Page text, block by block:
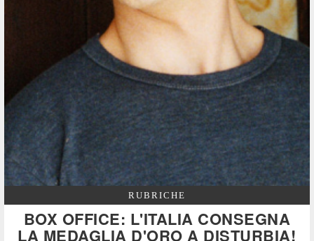
RUBRICHE
BOX OFFICE: L'ITALIA CONSEGNA
LA MEDAGLIA D'ORO A DISTURBIA!